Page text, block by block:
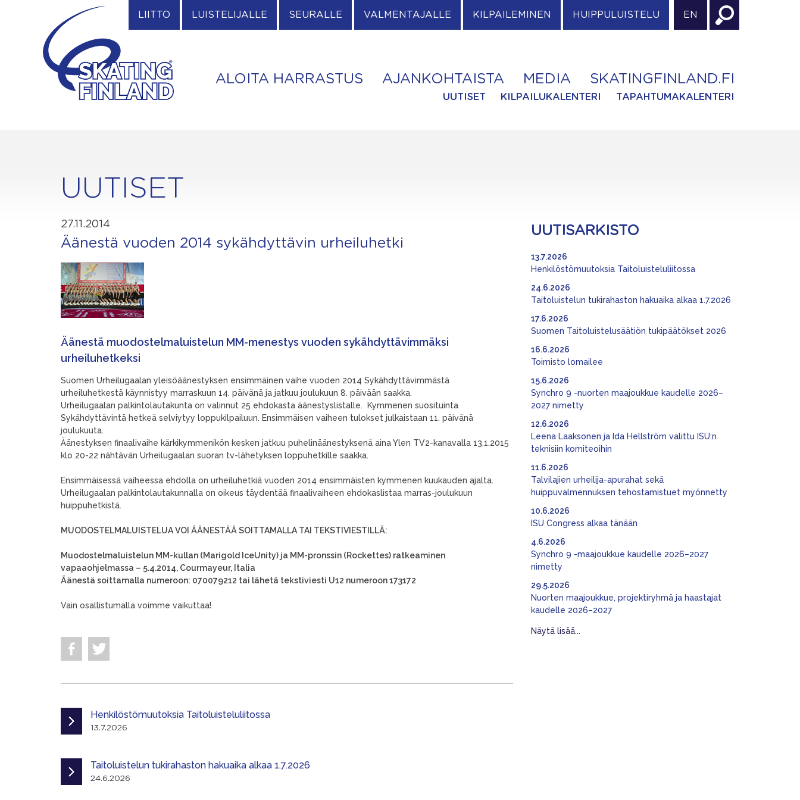
LIITTO LUISTELIJALLE SEURALLE VALMENTAJALLE KILPAILEMINEN HUIPPULUISTELU EN
ALOITA HARRASTUS AJANKOHTAISTA MEDIA SKATINGFINLAND.FI
UUTISET KILPAILUKALENTERI TAPAHTUMAKALENTERI
UUTISET
27.11.2014
Äänestä vuoden 2014 sykähdyttävin urheiluhetki
Äänestä muodostelmaluistelun MM-menestys vuoden sykähdyttävimmäksi
urheiluhetkeksi
Suomen Urheilugaalan yleisöäänestyksen ensimmäinen vaihe vuoden 2014 Sykähdyttävimmästä
urheiluhetkestä käynnistyy marraskuun 14. päivänä ja jatkuu joulukuun 8. päivään saakka.
Urheilugaalan palkintolautakunta on valinnut 25 ehdokasta äänestyslistalle. Kymmenen suosituinta
Sykähdyttävintä hetkeä selviytyy loppukilpailuun. Ensimmäisen vaiheen tulokset julkaistaan 11. päivänä
joulukuuta.
Äänestyksen finaalivaihe kärkikymmenikön kesken jatkuu puhelinäänestyksenä aina Ylen TV2-kanavalla 13.1.2015
klo 20-22 nähtävän Urheilugaalan suoran tv-lähetyksen loppuhetkille saakka.
Ensimmäisessä vaiheessa ehdolla on urheiluhetkiä vuoden 2014 ensimmäisten kymmenen kuukauden ajalta.
Urheilugaalan palkintolautakunnalla on oikeus täydentää finaalivaiheen ehdokaslistaa marras-joulukuun
huippuhetkistä.
MUODOSTELMALUISTELUA VOI ÄÄNESTÄÄ SOITTAMALLA TAI TEKSTIVIESTILLÄ:
Muodostelmaluistelun MM-kullan (Marigold IceUnity) ja MM-pronssin (Rockettes) ratkeaminen
vapaaohjelmassa – 5.4.2014, Courmayeur, Italia
Äänestä soittamalla numeroon: 070079212 tai lähetä tekstiviesti U12 numeroon 173172
Vain osallistumalla voimme vaikuttaa!
Henkilöstömuutoksia Taitoluisteluliitossa
13.7.2026
Taitoluistelun tukirahaston hakuaika alkaa 1.7.2026
24.6.2026
UUTISARKISTO
Henkilöstömuutoksia Taitoluisteluliitossa
13.7.2026
Taitoluistelun tukirahaston hakuaika alkaa 1.7.2026
24.6.2026
Suomen Taitoluistelusäätiön tukipäätökset 2026
17.6.2026
Toimisto lomailee
16.6.2026
Synchro 9 -nuorten maajoukkue kaudelle 2026–
2027 nimetty
15.6.2026
Leena Laaksonen ja Ida Hellström valittu ISU:n
teknisiin komiteoihin
12.6.2026
Talvilajien urheilija-apurahat sekä
huippuvalmennuksen tehostamistuet myönnetty
11.6.2026
ISU Congress alkaa tänään
10.6.2026
Synchro 9 -maajoukkue kaudelle 2026–2027
nimetty
4.6.2026
Nuorten maajoukkue, projektiryhmä ja haastajat
kaudelle 2026–2027
29.5.2026
Näytä lisää...